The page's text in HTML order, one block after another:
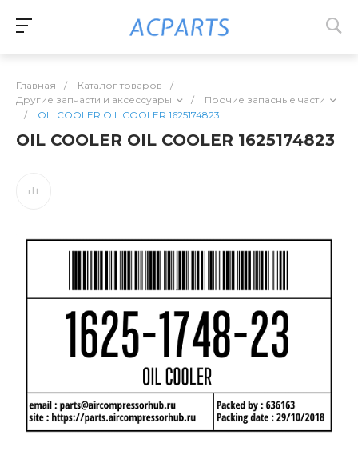
Главная / Каталог товаров
/
Другие запчасти и аксессуары
/
Прочие запасные части
/
OIL COOLER OIL COOLER 1625174823
OIL COOLER OIL COOLER 1625174823